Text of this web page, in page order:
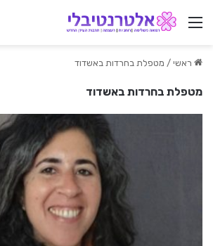
ניווט באתר
ראשי / מטפלת בחרדות באשדוד
מטפלת בחרדות באשדוד